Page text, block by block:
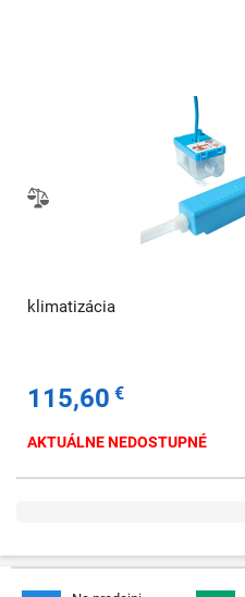
klimatizácia
115,60 €
AKTUÁLNE NEDOSTUPNÉ